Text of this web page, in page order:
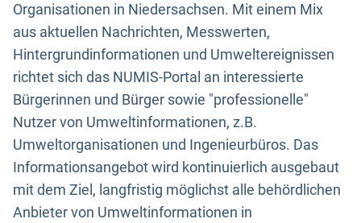
Organisationen in Niedersachsen. Mit einem Mix
aus aktuellen Nachrichten, Messwerten,
Hintergrundinformationen und Umweltereignissen
richtet sich das NUMIS-Portal an interessierte
Bürgerinnen und Bürger sowie "professionelle"
Nutzer von Umweltinformationen, z.B.
Umweltorganisationen und Ingenieurbüros. Das
Informationsangebot wird kontinuierlich ausgebaut
mit dem Ziel, langfristig möglichst alle behördlichen
Anbieter von Umweltinformationen in